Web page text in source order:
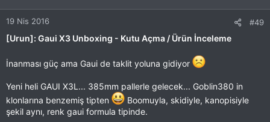
19 Nis 2016 #49
[Urun]: Gaui X3 Unboxing - Kutu Açma / Ürün İnceleme
İnanması güç ama Gaui de taklit yoluna gidiyor
Yeni heli GAUI X3L... 385mm pallerle gelecek... Goblin380 in
klonlarına benzemiş tipten
Boomuyla, skidiyle, kanopisiyle
şekil aynı, renk gaui formula tipinde.